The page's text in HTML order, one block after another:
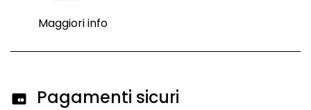
Maggiori info
Pagamenti sicuri